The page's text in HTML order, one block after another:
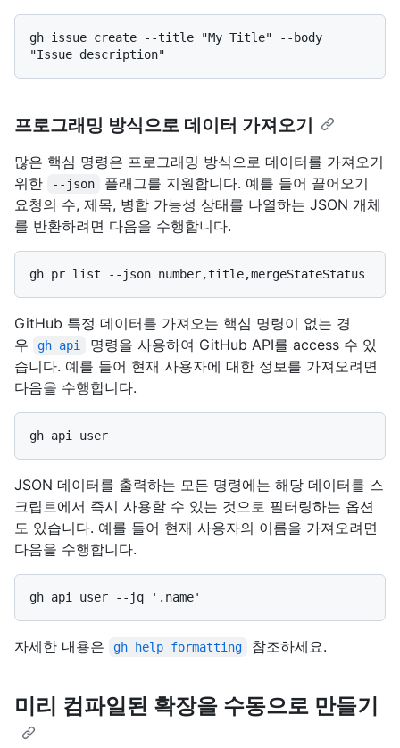
gh issue create --title "My Title" --body
프로그래밍 방식으로 데이터 가져오기
많은 핵심 명령은 프로그래밍 방식으로 데이터를 가져오기
위한
--json
플래그를 지원합니다. 예를 들어 끌어오기
요청의 수, 제목, 병합 가능성 상태를 나열하는 JSON 개체
를 반환하려면 다음을 수행합니다.
GitHub 특정 데이터를 가져오는 핵심 명령이 없는 경
우
gh api
명령을 사용하여 GitHub API를 access 수 있
습니다. 예를 들어 현재 사용자에 대한 정보를 가져오려면
다음을 수행합니다.
JSON 데이터를 출력하는 모든 명령에는 해당 데이터를 스
크립트에서 즉시 사용할 수 있는 것으로 필터링하는 옵션
도 있습니다. 예를 들어 현재 사용자의 이름을 가져오려면
다음을 수행합니다.
자세한 내용은 gh help formatting 참조하세요.
미리 컴파일된 확장을 수동으로 만들기